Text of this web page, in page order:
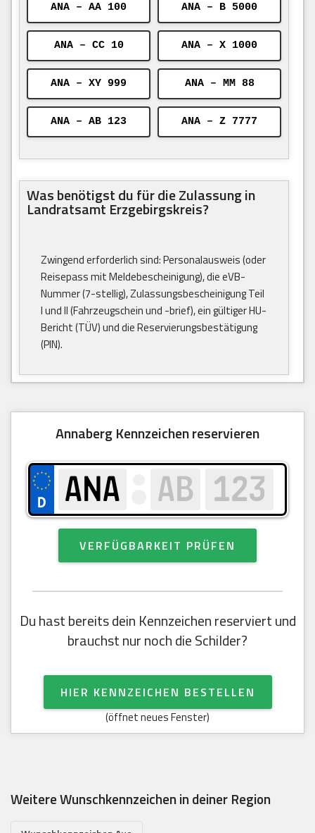
ANA – AA 100 ANA – B 5000
ANA – CC 10 ANA – X 1000
ANA – XY 999 ANA – MM 88
ANA – AB 123 ANA – Z 7777
Was benötigst du für die Zulassung in
Landratsamt Erzgebirgskreis?
Zwingend erforderlich sind: Personalausweis (oder
Reisepass mit Meldebescheinigung), die eVB-
Nummer (7-stellig), Zulassungsbescheinigung Teil
I und II (Fahrzeugschein und -brief), ein gültiger HU-
Bericht (TÜV) und die Reservierungsbestätigung
(PIN).
Annaberg Kennzeichen reservieren
VERFÜGBARKEIT PRÜFEN
Du hast bereits dein Kennzeichen reserviert und
brauchst nur noch die Schilder?
HIER KENNZEICHEN BESTELLEN
(öffnet neues Fenster)
Weitere Wunschkennzeichen in deiner Region